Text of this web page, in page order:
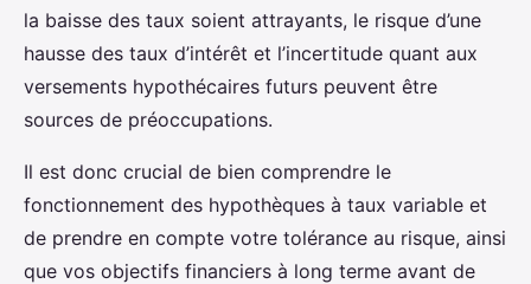
la baisse des taux soient attrayants, le risque d’une
hausse des taux d’intérêt et l’incertitude quant aux
versements hypothécaires futurs peuvent être
sources de préoccupations.
Il est donc crucial de bien comprendre le
fonctionnement des hypothèques à taux variable et
de prendre en compte votre tolérance au risque, ainsi
que vos objectifs financiers à long terme avant de